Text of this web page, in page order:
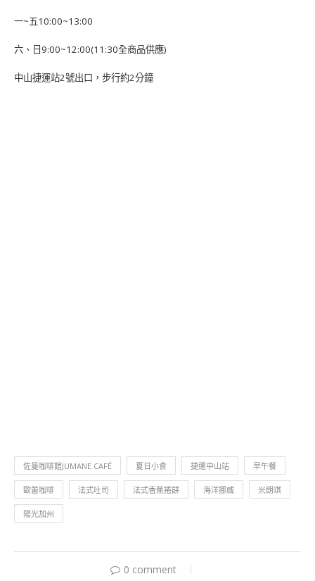
一~五10:00~13:00
六、日9:00~12:00(11:30全商品供應)
中山捷運站2號出口，步行約2分鐘
佐曼咖啡館JUMANE CAFÉ 夏日小食 捷運中山站 早午餐
歐蕾咖啡 法式吐司 法式香蕉捲餅 海洋挪威 米朗琪
陽光加州
0 comment